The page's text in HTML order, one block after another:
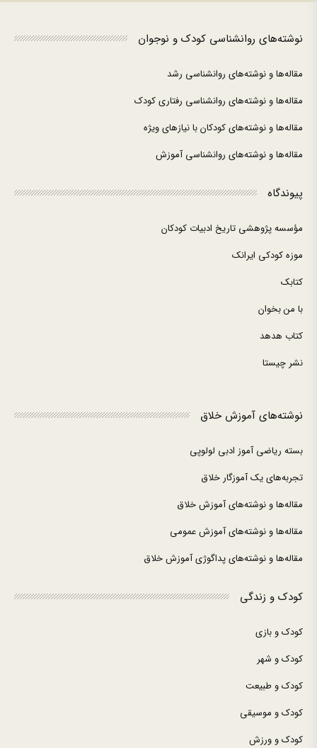
نوشته‌های روانشناسی کودک و نوجوان
مقاله‌ها و نوشته‌های روانشناسی رشد
مقاله‌ها و نوشته‌های روانشناسی رفتاری کودک
مقاله‌ها و نوشته‌های کودکان با نیازهای ویژه
مقاله‌ها و نوشته‌های روانشناسی آموزش
پیوندگاه
مؤسسه پژوهشی تاریخ ادبیات کودکان
موزه کودکی ایرانک
کتابک
با من بخوان
کتاب هدهد
نشر چیستا
نوشته‌های آموزش خلاق
بسته ریاضی آموز ادبی لولوپی
تجربه‌های یک آموزگار خلاق
مقاله‌ها و نوشته‌های آموزش خلاق
مقاله‌ها و نوشته‌های آموزش عمومی
مقاله‌ها و نوشته‌های پداگوژی آموزش خلاق
کودک و زندگی
کودک و بازی
کودک و شهر
کودک و طبیعت
کودک و موسیقی
کودک و ورزش